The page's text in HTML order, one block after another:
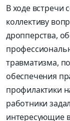
В ходе встречи
коллективу
дропперства,
травматизма,
обеспечения
профилактики
работники
интересующие